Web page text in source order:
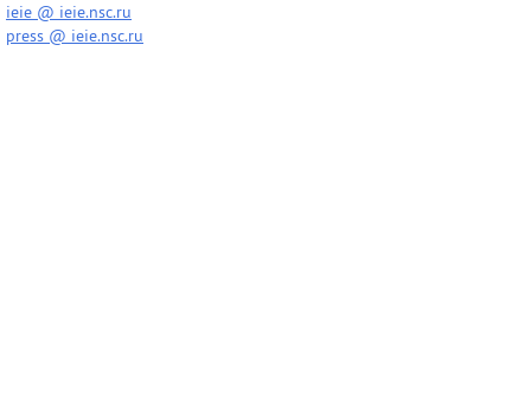
ieie @ ieie.nsc.ru
press @ ieie.nsc.ru